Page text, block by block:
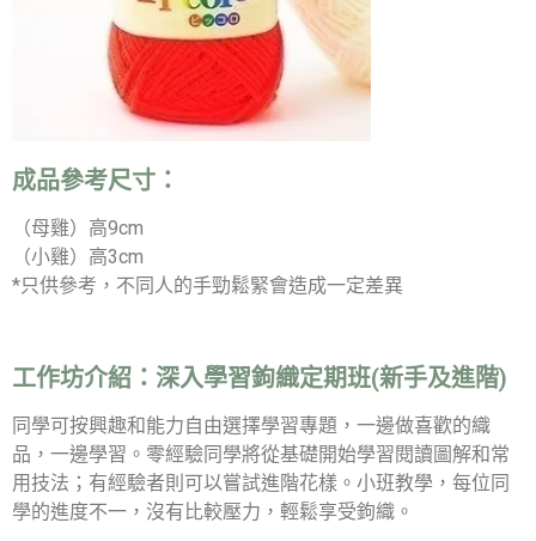
成品參考尺寸：
（母雞）高9cm
（小雞）高3cm
*只供參考，不同人的手勁鬆緊會造成一定差異
工作坊介紹： 深入學習鉤織定期班(新手及進階)
同學可按興趣和能力自由選擇學習專題，一邊做喜歡的織
品，一邊學習。零經驗同學將從基礎開始學習閱讀圖解和常
用技法；有經驗者則可以嘗試進階花樣。小班教學，每位同
學的進度不一，沒有比較壓力，輕鬆享受鉤織。